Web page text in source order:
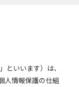
といいます）は、
人情報保護の仕組